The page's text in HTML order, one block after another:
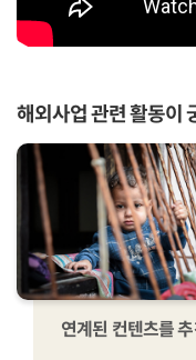
해외사업 관련 활동이
연계된 컨텐츠를
연계된 컨텐츠를